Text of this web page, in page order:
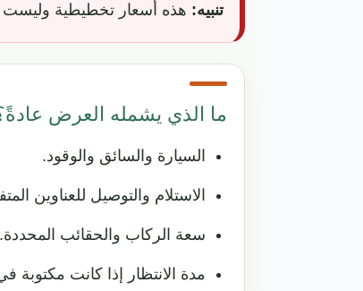
تنبيه: هذه أسعار تخطيطية وليست
ما الذي يشمله العرض
السيارة والسائق والوقود.
الاستلام والتوصيل للعناوين
سعة الركاب والحقائب المحددة.
مدة الانتظار إذا كانت مكتوبة